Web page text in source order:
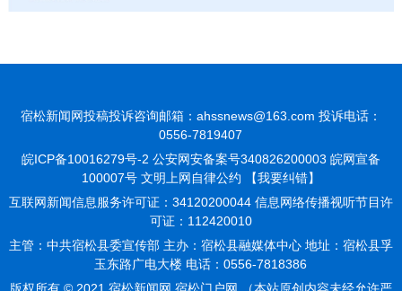
宿松新闻网投稿投诉咨询邮箱：ahssnews@163.com 投诉电话：
0556-7819407
皖ICP备10016279号-2 公安网安备案号340826200003 皖网宣备
100007号 文明上网自律公约
【我要纠错】
互联网新闻信息服务许可证：34120200044 信息网络传播视听节目许
可证：112420010
主管：中共宿松县委宣传部 主办：宿松县融媒体中心 地址：宿松县孚
玉东路广电大楼 电话：0556-7818386